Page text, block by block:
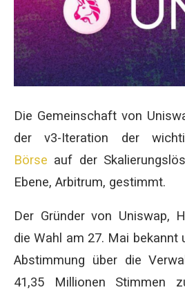
Die Gemeinschaft von
der v3-Iteration der
Börse auf der
Ebene, Arbitrum, gestimmt.
Der Gründer von Uniswap,
die Wahl am 27. Mai bekannt
Abstimmung über die
41,35 Millionen Stimmen